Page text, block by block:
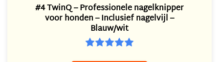
#4 TwinQ – Professionele nagelknipper
voor honden – Inclusief nagelvijl –
Blauw/wit